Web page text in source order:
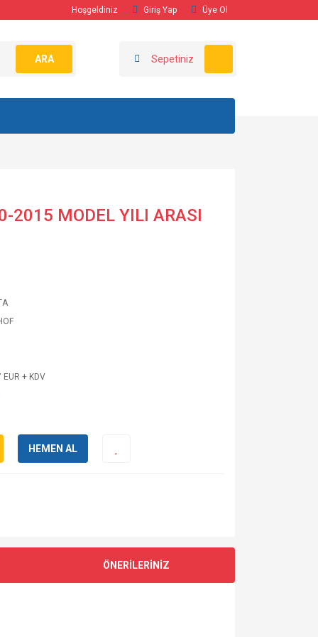
Hoşgeldiniz Giriş Yap Üye Ol
ARA Sepetiniz
2015 MODEL YILI ARASI
EUR + KDV
HEMEN AL
ÖNERİLERİNİZ